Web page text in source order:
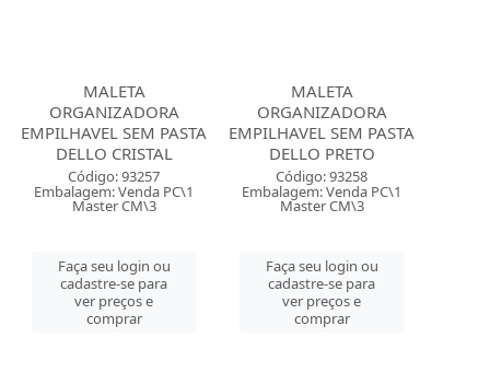
MALETA
ORGANIZADORA
EMPILHAVEL SEM PASTA
DELLO CRISTAL
Código: 93257
Embalagem: Venda PC\1
Master CM\3
Faça seu login ou
cadastre-se para
ver preços e
comprar
MALETA
ORGANIZADORA
EMPILHAVEL SEM PASTA
DELLO PRETO
Código: 93258
Embalagem: Venda PC\1
Master CM\3
Faça seu login ou
cadastre-se para
ver preços e
comprar